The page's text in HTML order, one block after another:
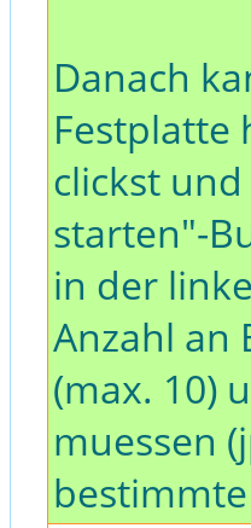
Danach
Festplatte
clickst
starten"-
in der
Anzahl an
(max. 10)
muessen